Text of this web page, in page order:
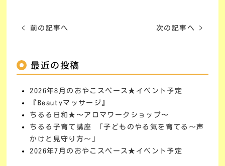
< 前の記事へ 次の記事へ >
最近の投稿
2026年8月のおやこスペース★イベント予定
『Beautyマッサージ』
ちるる日和★〜アロマワークショップ〜
ちるる子育て講座 「子どものやる気を育てる～声
かけと見守り方～」
2026年7月のおやこスペース★イベント予定